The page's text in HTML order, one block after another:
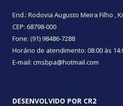
End.: Rodovia Augusto Meira Filho ,
CEP: 68798-000
Fone: (91) 98486-7288
Horário de atendimento: 08:00 às
E-mail: cmsbpa@hotmail.com
DESENVOLVIDO POR CR2